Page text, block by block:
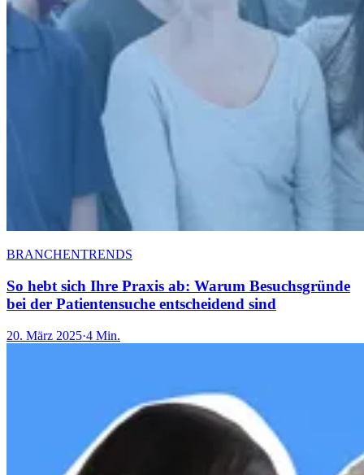
BRANCHENTRENDS
So hebt sich Ihre Praxis ab: Warum Besuchsgründe
bei der Patientensuche entscheidend sind
20. März 2025·4 Min.